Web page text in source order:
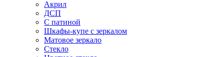
Акрил
ДСП
С патиной
Шкафы-купе с зеркалом
Матовое зеркало
Стекло